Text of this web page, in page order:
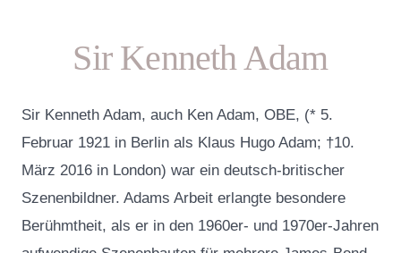
Sir Kenneth Adam
Sir Kenneth Adam, auch Ken Adam, OBE, (* 5.
Februar 1921 in Berlin als Klaus Hugo Adam; †10.
März 2016 in London) war ein deutsch-britischer
Szenenbildner. Adams Arbeit erlangte besondere
Berühmtheit, als er in den 1960er- und 1970er-Jahren